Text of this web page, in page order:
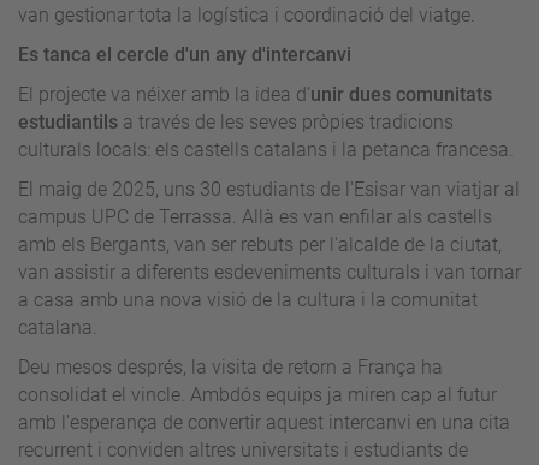
van gestionar tota la logística i coordinació del viatge.
Es tanca el cercle d'un any d'intercanvi
El projecte va néixer amb la idea d’unir dues comunitats
estudiantils a través de les seves pròpies tradicions
culturals locals: els castells catalans i la petanca francesa.
El maig de 2025, uns 30 estudiants de l'Esisar van viatjar al
campus UPC de Terrassa. Allà es van enfilar als castells
amb els Bergants, van ser rebuts per l'alcalde de la ciutat,
van assistir a diferents esdeveniments culturals i van tornar
a casa amb una nova visió de la cultura i la comunitat
catalana.
Deu mesos després, la visita de retorn a França ha
consolidat el vincle. Ambdós equips ja miren cap al futur
amb l'esperança de convertir aquest intercanvi en una cita
recurrent i conviden altres universitats i estudiants de